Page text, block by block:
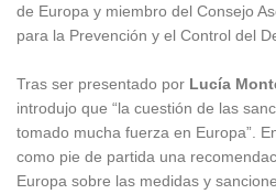
de Europa y miembro del Consejo
para la Prevención y el Control del
Tras ser presentado por Lucía
introdujo que “la cuestión de las
tomado mucha fuerza en Europa”.
como pie de partida una
Europa sobre las medidas y